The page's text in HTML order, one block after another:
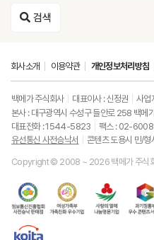
검색
회사소개 이용약관 개인정보처리방침
백메가 주식회사 대표이사 : 신정권
사
본사 : 대구광역시 수성구 들안로 258 백메
대표전화 : 1544-5823
팩스 : 02-
유선통신 사전승낙서
콘텐츠 도용시 민/형
Copyright © 2008 ~ 2026 백메가 주식회
정
보
신
가
랑
의
열
통
한